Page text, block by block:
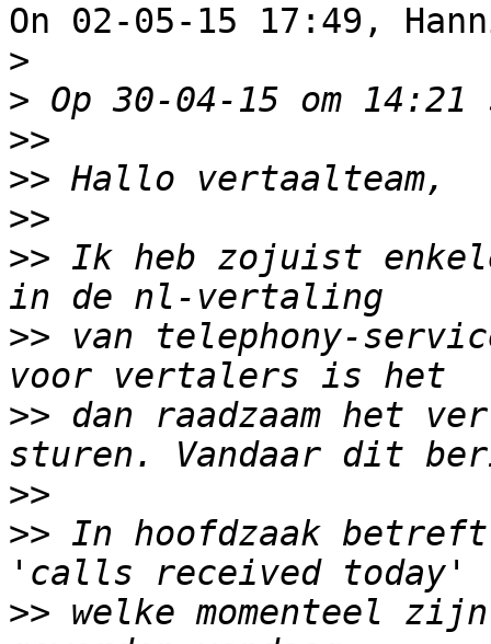
On 02-05-15 17:49,
>
>
>>
>>
>>
>> Ik heb zojuist
>> van telephony-
>> dan raadzaam het
>>
>> In hoofdzaak
>> welke momenteel